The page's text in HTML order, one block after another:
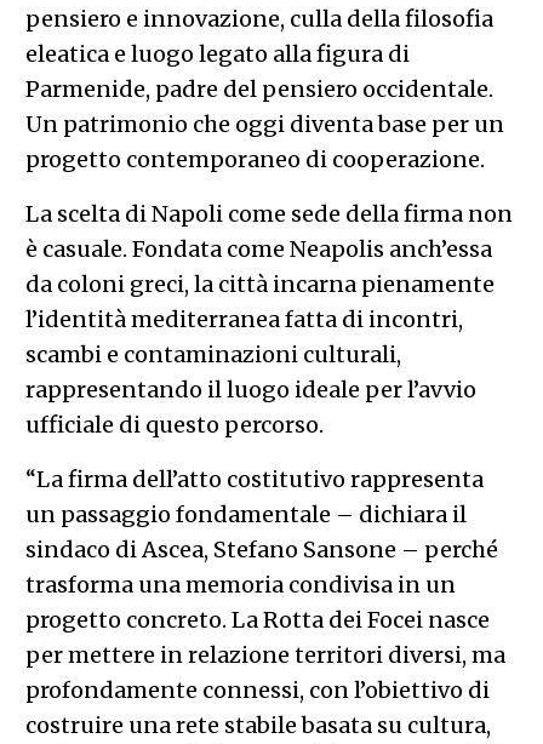
pensiero e innovazione, culla della filosofia
eleatica e luogo legato alla figura di
Parmenide, padre del pensiero occidentale.
Un patrimonio che oggi diventa base per un
progetto contemporaneo di cooperazione.
La scelta di Napoli come sede della firma non
è casuale. Fondata come Neapolis anch’essa
da coloni greci, la città incarna pienamente
l’identità mediterranea fatta di incontri,
scambi e contaminazioni culturali,
rappresentando il luogo ideale per l’avvio
ufficiale di questo percorso.
“La firma dell’atto costitutivo rappresenta
un passaggio fondamentale – dichiara il
sindaco di Ascea, Stefano Sansone – perché
trasforma una memoria condivisa in un
progetto concreto. La Rotta dei Focei nasce
per mettere in relazione territori diversi, ma
profondamente connessi, con l’obiettivo di
costruire una rete stabile basata su cultura,